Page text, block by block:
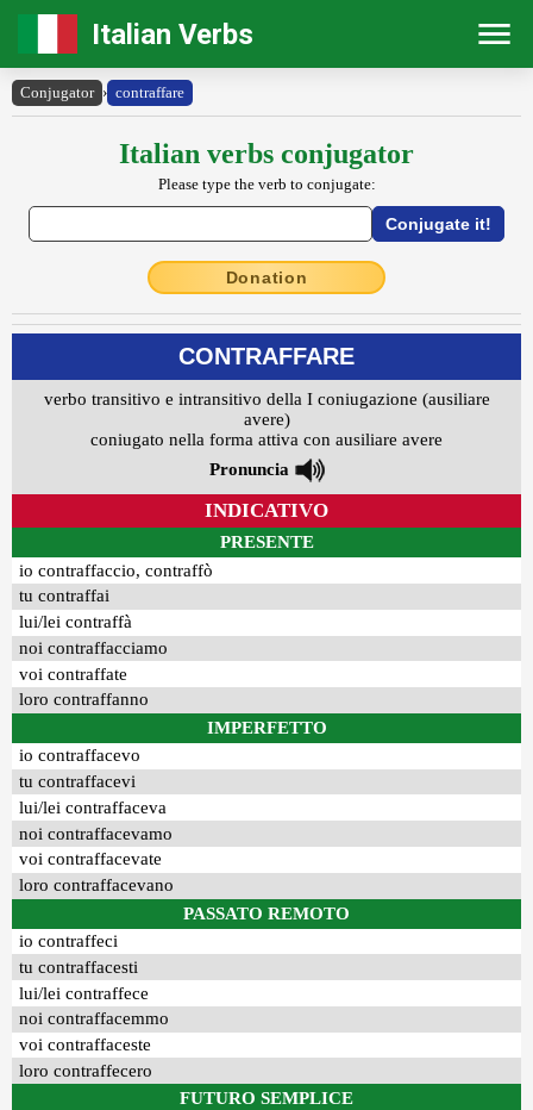
Italian Verbs
Conjugator › contraffare
Italian verbs conjugator
Please type the verb to conjugate:
Donation
CONTRAFFARE
verbo transitivo e intransitivo della I coniugazione (ausiliare
avere)
coniugato nella forma attiva con ausiliare avere
Pronuncia
INDICATIVO
PRESENTE
io contraffaccio, contraffò
tu contraffai
lui/lei contraffà
noi contraffacciamo
voi contraffate
loro contraffanno
IMPERFETTO
io contraffacevo
tu contraffacevi
lui/lei contraffaceva
noi contraffacevamo
voi contraffacevate
loro contraffacevano
PASSATO REMOTO
io contraffeci
tu contraffacesti
lui/lei contraffece
noi contraffacemmo
voi contraffaceste
loro contraffecero
FUTURO SEMPLICE